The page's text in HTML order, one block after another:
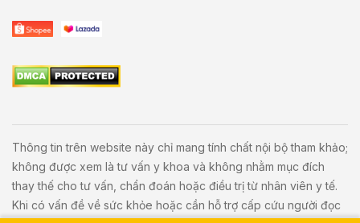
Thông tin trên website này chỉ mang tính chất nội bộ tham khảo;
không được xem là tư vấn y khoa và không nhằm mục đích
thay thế cho tư vấn, chẩn đoán hoặc điều trị từ nhân viên y tế.
Khi có vấn đề về sức khỏe hoặc cần hỗ trợ cấp cứu người đọc